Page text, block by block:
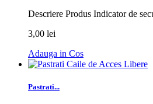
Descriere Produs Indicator de
3,00 lei
Adauga in Cos
Pastrati...